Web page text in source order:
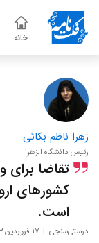
خانه
زهرا ناظم بکائی
رئیس دانشگاه الزهرا
تقاضا
کشورهای
است.
درستی‌سنجی ۱۷ فروردین ۱۴۰۳